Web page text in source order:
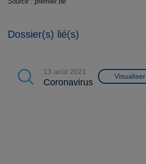
Dossier(s) lié(s)
13 août 2021
Coronavirus
Visualiser